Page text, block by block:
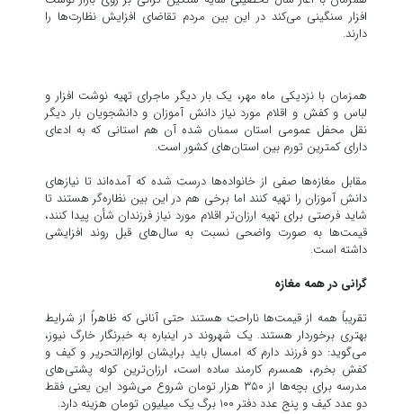
افزار سنگینی می‌کند در این بین مردم تقاضای افزایش نظارت‌ها را
دارند.
همزمان با نزدیکی ماه مهر، یک بار دیگر ماجرای تهیه نوشت افزار و
لباس و کفش و اقلام مورد نیاز دانش آموزان و دانشجویان بار دیگر
نقل محفل عمومی استان سمنان شده آن هم استانی که به ادعای
دارای کمترین تورم بین استان‌های کشور است.
مقابل مغازه‌ها صفی از خانواده‌ها درست شده که آمده‌اند تا نیازهای
دانش آموزان را تهیه کنند اما برخی هم در این بین نظاره‌گر هستند تا
شاید فرصتی برای تهیه ارزان‌تر اقلام مورد نیاز فرزندان شأن پیدا کنند،
قیمت‌ها به صورت واضحی نسبت به سال‌های قبل روند افزایشی
داشته است.
گرانی در همه مغازه
تقریباً همه از قیمت‌ها ناراحت هستند حتی آنانی که ظاهراً از شرایط
بهتری برخوردار هستند. یک شهروند در اینباره به خبرنگار خارگ نیوز،
می‌گوید: دو فرزند دارم که امسال باید برایشان لوازم‌التحریر و کیف و
کفش بخرم، همسرم کارمند ساده است، ارزان‌ترین کوله پشتی‌های
مدرسه برای بچه‌ها از ۳۵۰ هزار تومان شروع می‌شود این یعنی فقط
دو عدد کیف و پنج عدد دفتر ۱۰۰ برگ یک میلیون تومان هزینه دارد.